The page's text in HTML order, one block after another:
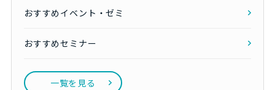
おすすめイベント・ゼミ
おすすめセミナー
一覧を見る